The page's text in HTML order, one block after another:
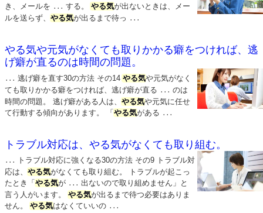
き、メールを ... する。 やる気が出ないときは、メー
ルを送らず、 やる気が出るまで待っ ...
やる気や元気がなくても取りかかる癖をつければ、逃
げ癖が直るのは時間の問題。
... 逃げ癖を直す30の方法 その14やる気や元気がなく
ても取りかかる癖をつければ、逃げ癖が直る ... のは
時間の問題。 逃げ癖がある人は、やる気や元気に任せ
て行動する傾向があります。 「やる気がある ...
トラブル対応は、やる気がなくても取り組む。
...
トラブル対応に強くなる30の方法 その9 トラブル対
応は、 やる気がなくても取り組む。 トラブルが起こっ
たとき「 やる気が ... 出ないので取り組めません」と
言う人がいます。 やる気が出るまで待つ必要はありま
せん。 やる気はなくていいの ...